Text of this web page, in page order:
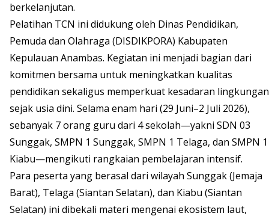
berkelanjutan.
Pelatihan TCN ini didukung oleh Dinas Pendidikan,
Pemuda dan Olahraga (DISDIKPORA) Kabupaten
Kepulauan Anambas. Kegiatan ini menjadi bagian dari
komitmen bersama untuk meningkatkan kualitas
pendidikan sekaligus memperkuat kesadaran lingkungan
sejak usia dini. Selama enam hari (29 Juni–2 Juli 2026),
sebanyak 7 orang guru dari 4 sekolah—yakni SDN 03
Sunggak, SMPN 1 Sunggak, SMPN 1 Telaga, dan SMPN 1
Kiabu—mengikuti rangkaian pembelajaran intensif.
Para peserta yang berasal dari wilayah Sunggak (Jemaja
Barat), Telaga (Siantan Selatan), dan Kiabu (Siantan
Selatan) ini dibekali materi mengenai ekosistem laut,